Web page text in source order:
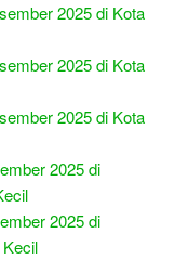
2025 di Kota
2025 di Kota
2025 di Kota
2025 di
2025 di